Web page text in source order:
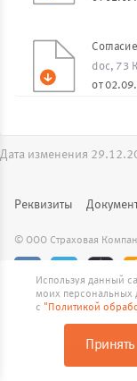
doc, 73
от
Дата изменения
© ООО Страховая
Реквизиты
Продолжая работу с
использование
Подробнее
Используя данный
моих персональных
с "Политикой
Принять